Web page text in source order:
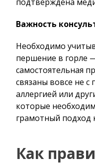
Важность
Необходимо
першение в горле
самостоятельная
связаны вовсе не с
аллергией или
которые
грамотный подход
Как